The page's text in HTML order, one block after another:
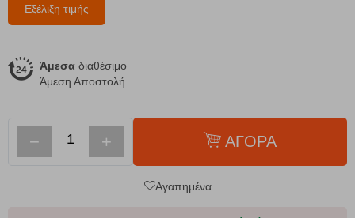
Εξέλιξη τιμής
Άμεσα διαθέσιμο
Άμεση Αποστολή
− + ΑΓΟΡΑ
Αγαπημένα